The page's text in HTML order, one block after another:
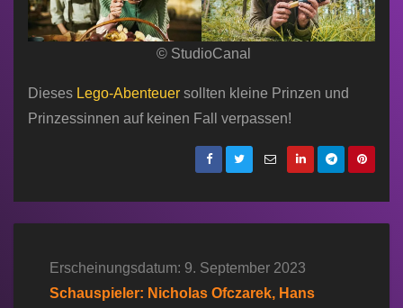
© StudioCanal
Dieses Lego-Abenteuer sollten kleine Prinzen und
Prinzessinnen auf keinen Fall verpassen!
Erscheinungsdatum: 9. September 2023
Schauspieler: Nicholas Ofczarek, Hans